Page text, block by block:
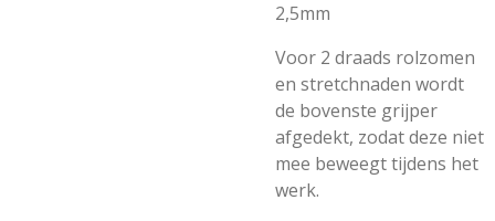
2,5mm
Voor 2 draads rolzomen
en stretchnaden wordt
de bovenste grijper
afgedekt, zodat deze niet
mee beweegt tijdens het
werk.